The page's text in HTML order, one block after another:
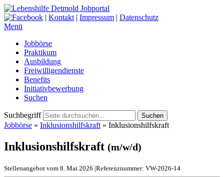
| Kontakt | Impressum | Datenschutz
Menü
Jobbörse
Praktikum
Ausbildung
Freiwilligendienste
Benefits
Initiativbewerbung
Suchen
Suchbegriff Suchen
Jobbörse » Inklusionshilfskraft » Inklusionshilfskraft
Inklusionshilfskraft (m/w/d)
Stellenangebot vom 8. Mai 2026 |Referenznummer: VW-2026-14